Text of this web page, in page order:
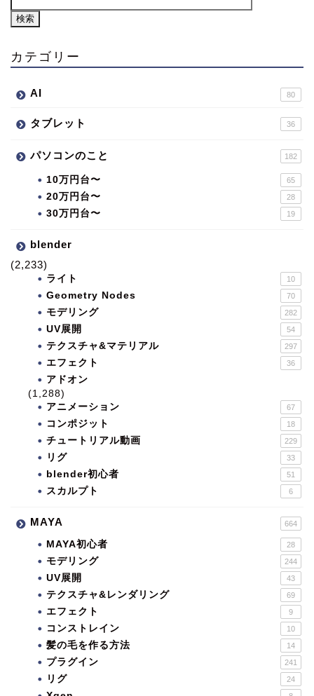
カテゴリー
AI 80
タブレット 36
パソコンのこと 182
10万円台〜 65
20万円台〜 28
30万円台〜 19
blender
(2,233)
ライト 10
Geometry Nodes 70
モデリング 282
UV展開 54
テクスチャ&マテリアル 297
エフェクト 36
アドオン
(1,288)
アニメーション
67
コンポジット 18
チュートリアル動画 229
リグ 33
blender初心者 51
スカルプト 6
MAYA 664
MAYA初心者 28
モデリング 244
UV展開 43
テクスチャ&レンダリング 69
エフェクト 9
コンストレイン 10
髪の毛を作る方法 14
プラグイン 241
リグ 24